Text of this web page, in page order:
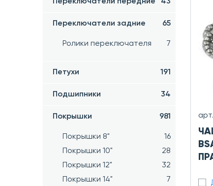
Переключатели задние 65
Ролики переключателя 7
Петухи 191
Подшипники 34
Покрышки 981
Покрышки 8"
16
Покрышки 10"
28
Покрышки 12"
32
Покрышки 14"
7